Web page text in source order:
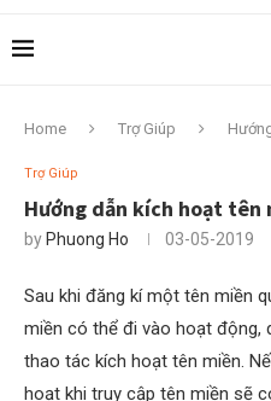
Home Trợ Giúp
Trợ Giúp
Hướng dẫn kích hoạt tên
by Phuong Ho 03-05-2019
Sau khi đăng kí một tên miền
miền có thể đi vào hoạt động,
thao tác kích hoạt tên miền.
hoạt khi truy cập tên miền sẽ